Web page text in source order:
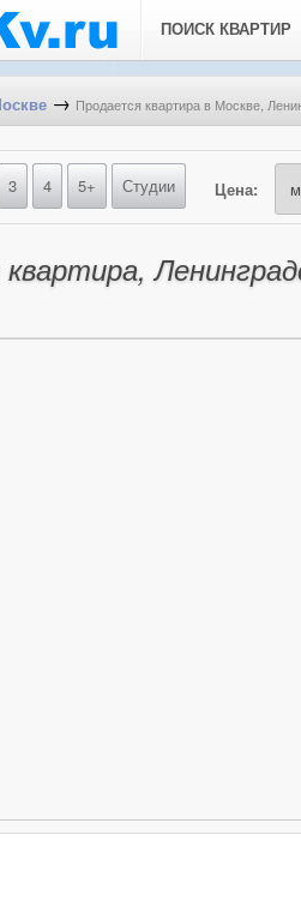
ПОИСК КВАРТИР
→ Продается квартира в Москве,
3 4 5+ Студии Цена: